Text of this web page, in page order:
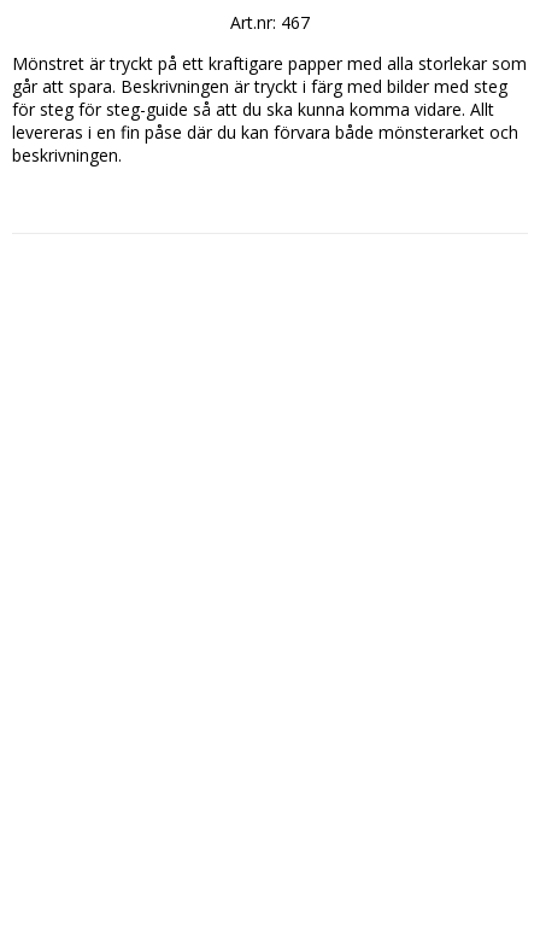
Art.nr: 467
Mönstret är tryckt på ett kraftigare papper med alla storlekar som
går att spara. Beskrivningen är tryckt i färg med bilder med steg
för steg för steg-guide så att du ska kunna komma vidare. Allt
levereras i en fin påse där du kan förvara både mönsterarket och
beskrivningen.